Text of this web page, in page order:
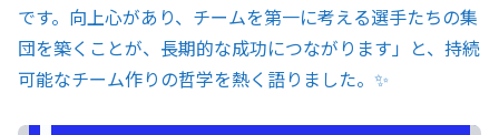
です。向上心があり、チームを第一に考える選手たちの集
団を築くことが、長期的な成功につながります」と、持続
可能なチーム作りの哲学を熱く語りました。✨